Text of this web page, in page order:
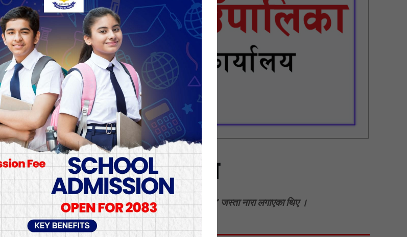
बावजुद बुटवलमा प्रदर्शन
राखी ‘नेताहरू होसियार, अर्को चुनावमा भोट चाहिन्छ कि चाहिँदैन’ जस्ता नारा लगाएका थिए ।